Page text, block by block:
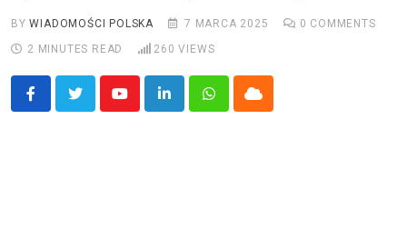
BYWIADOMOŚCI POLSKA 7 MARCA 2025 0 COMMENTS
2 MINUTES READ
260 VIEWS
YoutubeLinkedInWhatsappCloud